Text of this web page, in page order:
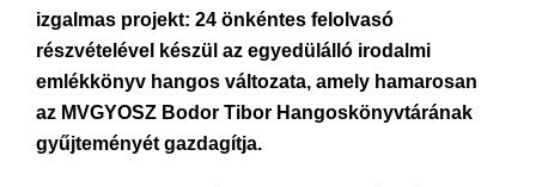
izgalmas projekt: 24 önkéntes felolvasó
részvételével készül az egyedülálló irodalmi
emlékkönyv hangos változata, amely hamarosan
az MVGYOSZ Bodor Tibor Hangoskönyvtárának
gyűjteményét gazdagítja.